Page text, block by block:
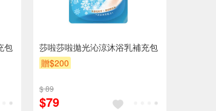
包
莎啦莎啦拋光沁涼沐浴乳補充包
贈$200
$ 89
$79